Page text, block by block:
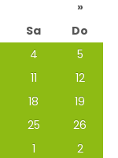
»
Sa
Do
4
5
11
12
18
19
25
26
1
2